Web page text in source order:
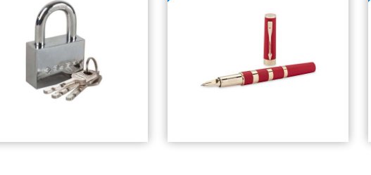
Канцелярские товары
51200
Канцелярские товары
16